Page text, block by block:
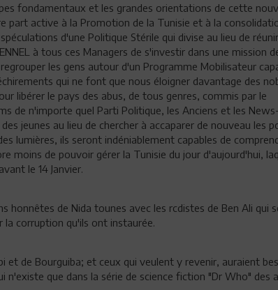
fondamentaux et les grandes orientations de cette
part active à la Promotion de la Tunisie et à la
d'une Politique Stérile qui divise au lieu de
à tous ces Managers de s'investir dans une mission
les gens autour d'un Programme Mobilisateur
qui ne font que nous éloigner davantage des
libérer le pays des abus, de tous genres, commis par le
de n'importe quel Parti Politique, les Anciens et les
jeunes au lieu de chercher à accaparer de nouveau les
lumières, ils seront indéniablement capables de
moins de pouvoir gérer la Tunisie du jour d'aujourd'hui,
le 14 Janvier.
honnêtes de Nida tounes avec les rcdistes de Ben Ali qui
la corruption qu'ils ont instaurée.
et de Bourguiba; et ceux qui veulent y revenir, auraient
n'existe que dans la série de science fiction "Dr Who" des